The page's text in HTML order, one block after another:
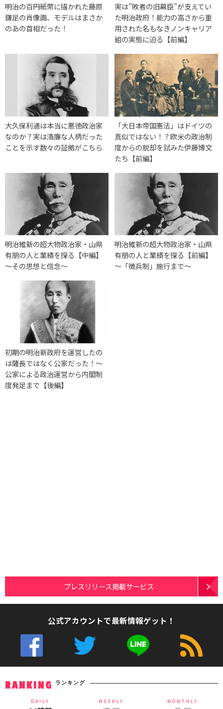
明治の百円紙幣に描かれた藤原
鎌足の肖像画、モデルはまさか
のあの首相だった！
実は”敗者の旧幕臣”が支えてい
た明治政府！能力の高さから重
用された名もなきノンキャリア
組の実態に迫る【前編】
大久保利通は本当に悪徳政治家
なのか？実は清廉な人柄だった
ことを示す数々の証拠がこちら
「大日本帝国憲法」はドイツの
真似ではない！？欧米の政治制
度からの脱却を試みた伊藤博文
たち【前編】
明治維新の超大物政治家・山県
有朋の人と業績を探る【中編】
～その思想と信念～
明治維新の超大物政治家・山県
有朋の人と業績を探る【前編】
～「徴兵制」施行まで～
初期の明治新政府を運営したの
は薩長ではなく公家だった！～
公家による政治運営から内閣制
度発足まで【後編】
プレスリリース掲載サービス
公式アカウントで最新情報ゲット！
RANKING ランキング
DAILY WEEKLY MONTHLY